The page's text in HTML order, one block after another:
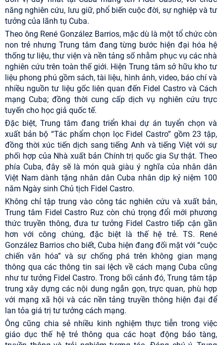
năng nghiên cứu, lưu giữ, phổ biến cuộc đời, sự nghiệp và tư
tưởng của lãnh tụ Cuba.
Theo ông René González Barrios, mặc dù là một tổ chức còn
non trẻ nhưng Trung tâm đang từng bước hiện đại hóa hệ
thống tư liệu, thư viện và nền tảng số nhằm phục vụ các nhà
nghiên cứu trên toàn thế giới. Hiện Trung tâm sở hữu kho tư
liệu phong phú gồm sách, tài liệu, hình ảnh, video, báo chí và
nhiều nguồn tư liệu gốc liên quan đến Fidel Castro và Cách
mạng Cuba; đồng thời cung cấp dịch vụ nghiên cứu trực
tuyến cho học giả quốc tế.
Đặc biệt, Trung tâm đang triển khai dự án tuyển chọn và
xuất bản bộ “Tác phẩm chọn lọc Fidel Castro” gồm 23 tập,
đồng thời xúc tiến dịch sang tiếng Anh và tiếng Việt với sự
phối hợp của Nhà xuất bản Chính trị quốc gia Sự thật. Theo
phía Cuba, đây sẽ là món quà giàu ý nghĩa của nhân dân
Việt Nam dành tặng nhân dân Cuba nhân dịp kỷ niệm 100
năm Ngày sinh Chủ tịch Fidel Castro.
Không chỉ tập trung vào công tác nghiên cứu và xuất bản,
Trung tâm Fidel Castro Ruz còn chú trọng đổi mới phương
thức truyền thông, đưa tư tưởng Fidel Castro tiếp cận gần
hơn với công chúng, đặc biệt là thế hệ trẻ. TS. René
González Barrios cho biết, Cuba hiện đang đối mặt với “cuộc
chiến văn hóa” và sự chống phá trên không gian mạng
thông qua các thông tin sai lệch về cách mạng Cuba cũng
như tư tưởng Fidel Castro. Trong bối cảnh đó, Trung tâm tập
trung xây dựng các nội dung ngắn gọn, trực quan, phù hợp
với mạng xã hội và các nền tảng truyền thông hiện đại để
lan tỏa giá trị tư tưởng cách mạng.
Ông cũng chia sẻ nhiều kinh nghiệm thực tiễn trong việc
giáo dục thế hệ trẻ thông qua các hoạt động bảo tàng,